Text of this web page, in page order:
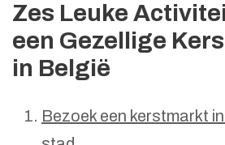
Zes Leuke
een Gezellige
in België
Bezoek een kerstmarkt